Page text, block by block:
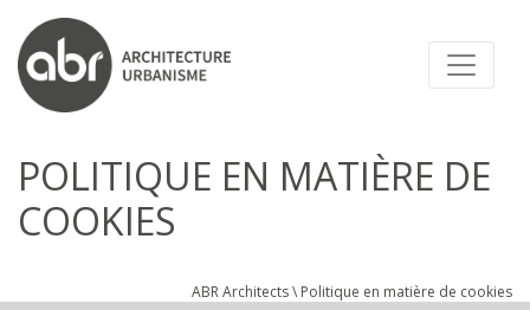
ABR ARCHITECTS
POLITIQUE EN MATIÈRE DE
COOKIES
ABR Architects\ Politique en matière de cookies